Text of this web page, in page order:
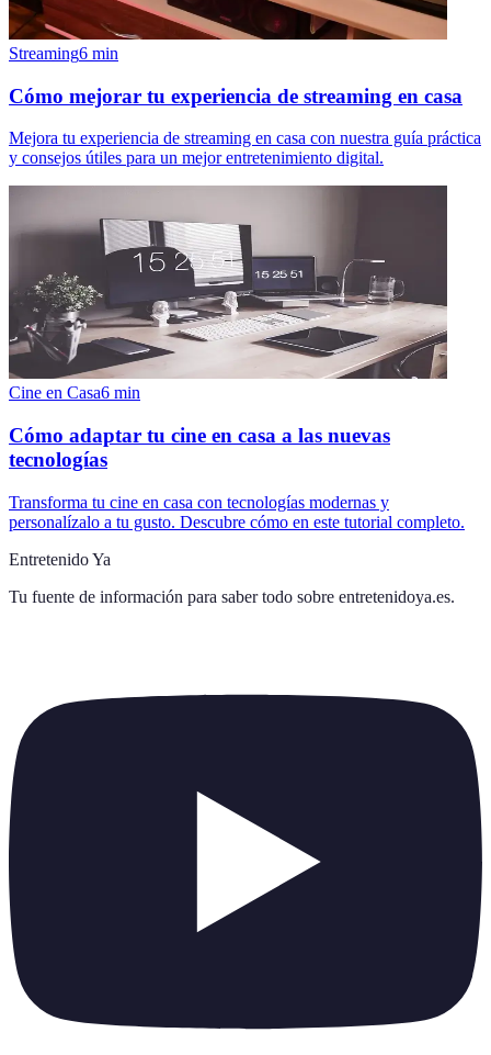
Streaming6 min
Cómo mejorar tu experiencia de streaming en casa
Mejora tu experiencia de streaming en casa con nuestra guía práctica
y consejos útiles para un mejor entretenimiento digital.
Cine en Casa6 min
Cómo adaptar tu cine en casa a las nuevas
tecnologías
Transforma tu cine en casa con tecnologías modernas y
personalízalo a tu gusto. Descubre cómo en este tutorial completo.
Entretenido Ya
Tu fuente de información para saber todo sobre entretenidoya.es.